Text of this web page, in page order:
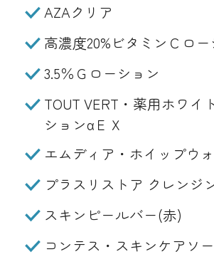
AZAクリア
高濃度20%ビタミンＣロ
3.5％Ｇローション
TOUT VERT・薬用ホワイ
ションαＥＸ
エムディア・ホイップウ
プラスリストア クレンジ
スキンピールバー(赤)
コンテス・スキンケアソ